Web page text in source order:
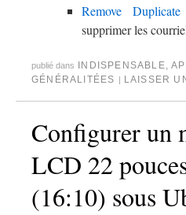
Remove
supprimer les
publié dans INDISPENSABLE ,
GÉNÉRALITÉES | LAISSER
Configurer un
LCD 22
(16:10) sous